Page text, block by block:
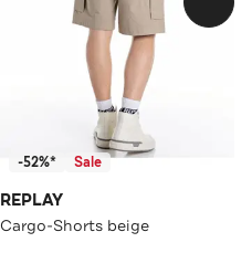
-52%* Sale
REPLAY
Cargo-Shorts beige